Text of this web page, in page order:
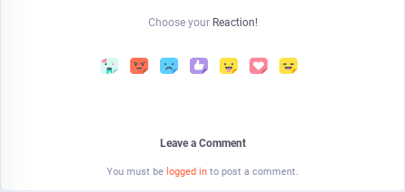
Choose your Reaction!
Leave a Comment
You must be logged in to post a comment.